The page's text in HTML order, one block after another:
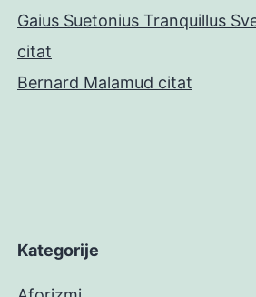
Gaius Suetonius Tranquillus
citat
Bernard Malamud citat
Kategorije